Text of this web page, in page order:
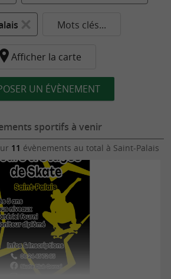
Mots clés...
Afficher la carte
UN ÉVÈNEMENT
sportifs à venir
11 évènements au total à Saint-Palais